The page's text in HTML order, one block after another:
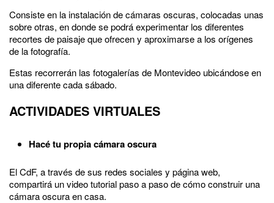
Consiste en la instalación de cámaras oscuras, colocadas unas
sobre otras, en donde se podrá experimentar los diferentes
recortes de paisaje que ofrecen y aproximarse a los orígenes
de la fotografía.
Estas recorrerán las fotogalerías de Montevideo ubicándose en
una diferente cada sábado.
ACTIVIDADES VIRTUALES
Hacé tu propia cámara oscura
El CdF, a través de sus redes sociales y página web,
compartirá un video tutorial paso a paso de cómo construir una
cámara oscura en casa.